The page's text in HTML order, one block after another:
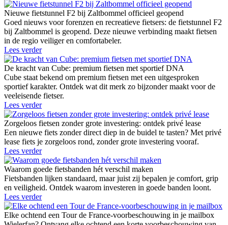
Nieuwe fietstunnel F2 bij Zaltbommel officieel geopend
Goed nieuws voor forenzen en recreatieve fietsers: de fietstunnel F2
bij Zaltbommel is geopend. Deze nieuwe verbinding maakt fietsen
in de regio veiliger en comfortabeler.
Lees verder
De kracht van Cube: premium fietsen met sportief DNA
Cube staat bekend om premium fietsen met een uitgesproken
sportief karakter. Ontdek wat dit merk zo bijzonder maakt voor de
veeleisende fietser.
Lees verder
Zorgeloos fietsen zonder grote investering: ontdek privé lease
Een nieuwe fiets zonder direct diep in de buidel te tasten? Met privé
lease fiets je zorgeloos rond, zonder grote investering vooraf.
Lees verder
Waarom goede fietsbanden hét verschil maken
Fietsbanden lijken standaard, maar juist zij bepalen je comfort, grip
en veiligheid. Ontdek waarom investeren in goede banden loont.
Lees verder
Elke ochtend een Tour de France-voorbeschouwing in je mailbox